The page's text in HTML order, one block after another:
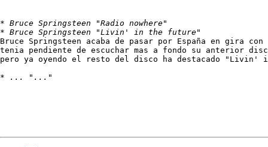
* Bruce Springsteen "Radio nowhere"
* Bruce Springsteen "Livin' in the future"
Bruce Springsteen acaba de pasar por España en gira
tenia pendiente de escuchar mas a fondo su anterior
pero ya oyendo el resto del disco ha destacado "Livin'
*
... "..."